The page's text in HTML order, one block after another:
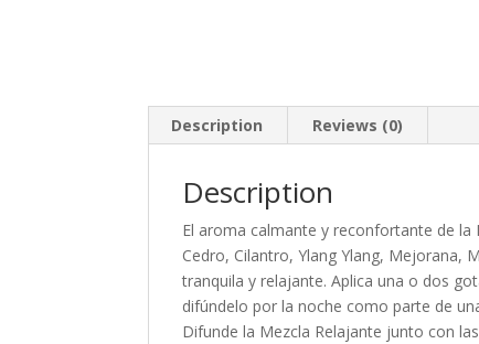
Description Reviews (0)
Description
El aroma calmante y reconfortante de la
Cedro, Cilantro, Ylang Ylang, Mejorana,
tranquila y relajante. Aplica una o dos
difúndelo por la noche como parte de
Difunde la Mezcla Relajante junto con